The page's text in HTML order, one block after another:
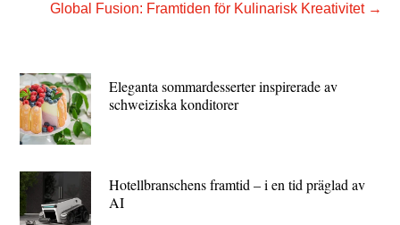
Global Fusion: Framtiden för Kulinarisk Kreativitet→
Eleganta sommardesserter inspirerade av
schweiziska konditorer
Hotellbranschens framtid – i en tid präglad av
AI